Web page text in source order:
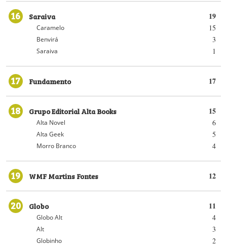
16 19
Saraiva
15
Caramelo
3
Benvirá
1
Saraiva
17 17
Fundamento
18 15
Grupo Editorial Alta Books
6
Alta Novel
5
Alta Geek
4
Morro Branco
19 12
WMF Martins Fontes
20 11
Globo
4
Globo Alt
3
Alt
2
Globinho